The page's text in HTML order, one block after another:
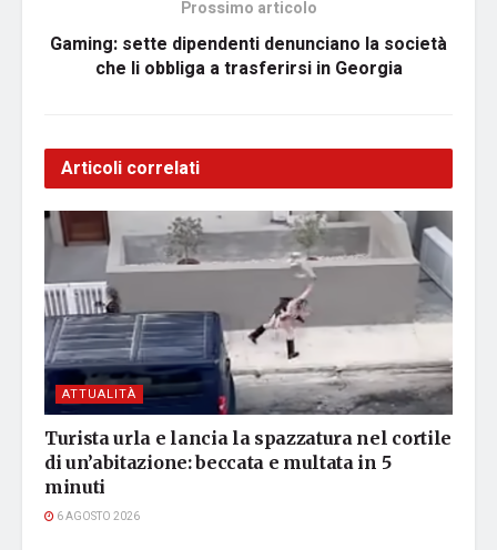
Prossimo articolo
Gaming: sette dipendenti denunciano la società
che li obbliga a trasferirsi in Georgia
Articoli correlati
ATTUALITÀ
Turista urla e lancia la spazzatura nel cortile
di un’abitazione: beccata e multata in 5
minuti
6 AGOSTO 2026